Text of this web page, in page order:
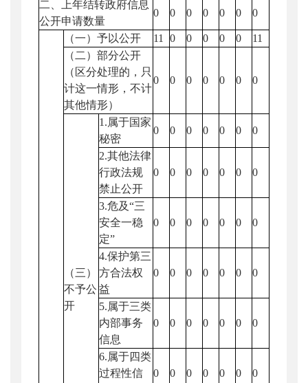
二、上年结转政府信息
公开申请数量
0 0 0 0 0 0 0
（一）予以公开 11 0 0 0 0 0
11
（二）部分公开
（区分处理的，只
计这一情形，不计
其他情形）
0 0 0 0 0 0 0
（三）
不予公
开
1.属于国家
秘密
0 0 0 0 0 0 0
2.其他法律
行政法规
禁止公开
0 0 0 0 0 0 0
3.危及“三
安全一稳
定”
0 0 0 0 0 0 0
4.保护第三
方合法权
益
0 0 0 0 0 0 0
5.属于三类
内部事务
信息
0 0 0 0 0 0 0
6.属于四类
过程性信
0 0 0 0 0 0 0